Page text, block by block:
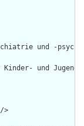
und -
Kinder- und
>